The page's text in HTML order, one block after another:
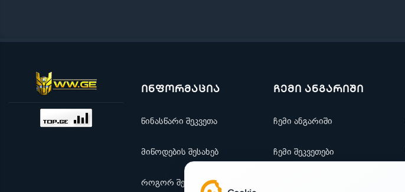
ინფორმაცია
წინასწარი შეკვეთა
მიწოდების შესახებ
როგორ შევიძინო
ჩემი ანგარიში
ჩემი ანგარიში
ჩემი შეკვეთები